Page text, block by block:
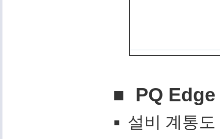
■ PQ Edge
설비 계통